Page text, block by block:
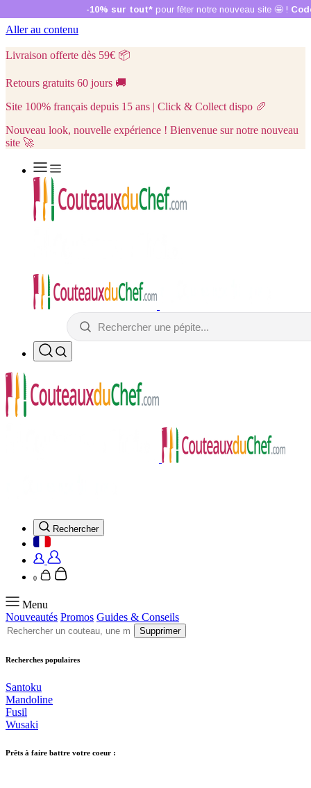
Aller au contenu
Livraison offerte dès 59€ 📦
Retours gratuits 60 jours 🚚
Site 100% français depuis 15 ans | Click & Collect dispo 🥖
Nouveau look, nouvelle expérience ! Bienvenue sur notre nouveau
site 🚀
Rechercher
0
Menu
Nouveautés Promos Guides & Conseils
Supprimer
Recherches populaires
Santoku
Mandoline
Fusil
Wusaki
Prêts à faire battre votre coeur :